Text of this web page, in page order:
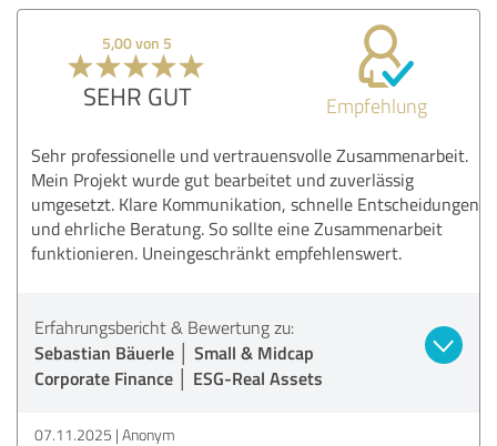
5,00 von 5
SEHR GUT Empfehlung
Sehr professionelle und vertrauensvolle Zusammenarbeit.
Mein Projekt wurde gut bearbeitet und zuverlässig
umgesetzt. Klare Kommunikation, schnelle Entscheidungen
und ehrliche Beratung. So sollte eine Zusammenarbeit
funktionieren. Uneingeschränkt empfehlenswert.
Erfahrungsbericht & Bewertung zu:
Sebastian Bäuerle │ Small & Midcap
Corporate Finance │ ESG-Real Assets
07.11.2025 Anonym